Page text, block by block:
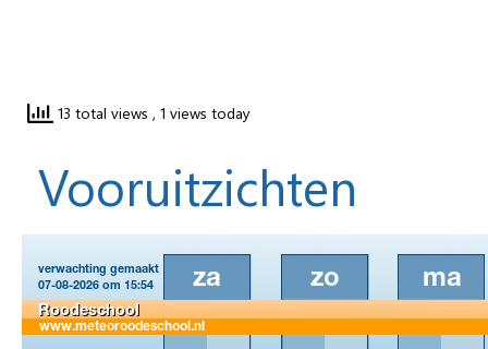
13 total views , 1 views today
Vooruitzichten